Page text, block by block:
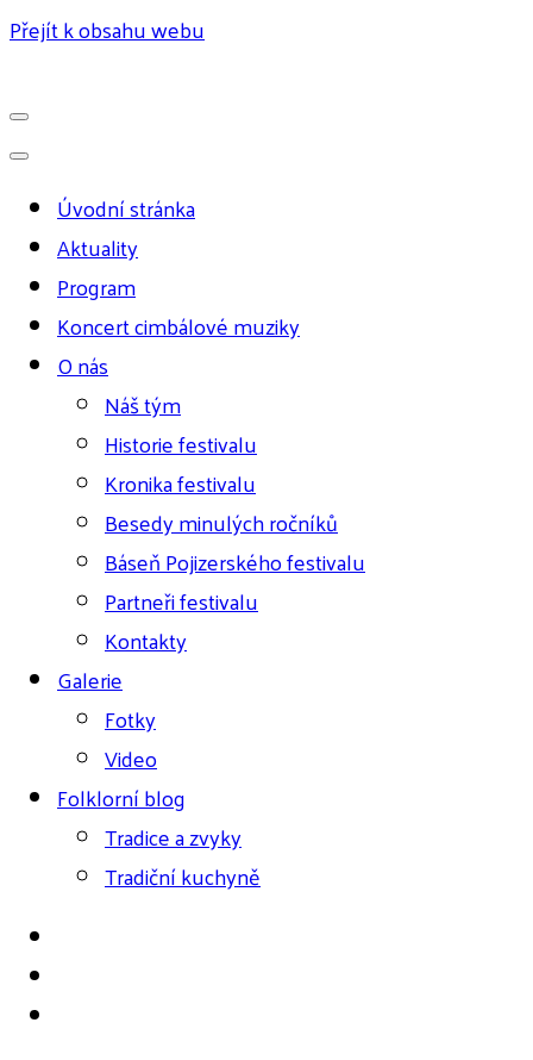
Přejít k obsahu webu
Úvodní stránka
Aktuality
Program
Koncert cimbálové muziky
O nás
Náš tým
Historie festivalu
Kronika festivalu
Besedy minulých ročníků
Báseň Pojizerského festivalu
Partneři festivalu
Kontakty
Galerie
Fotky
Video
Folklorní blog
Tradice a zvyky
Tradiční kuchyně